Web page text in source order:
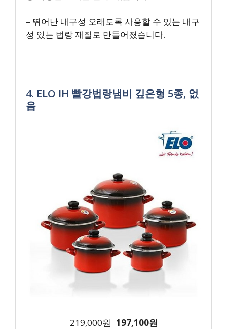
– 뛰어난 내구성 오래도록 사용할 수 있는 내구
성 있는 법랑 재질로 만들어졌습니다.
4. ELO IH 빨강법랑냄비 깊은형 5종, 없
음
219,000원 197,100원